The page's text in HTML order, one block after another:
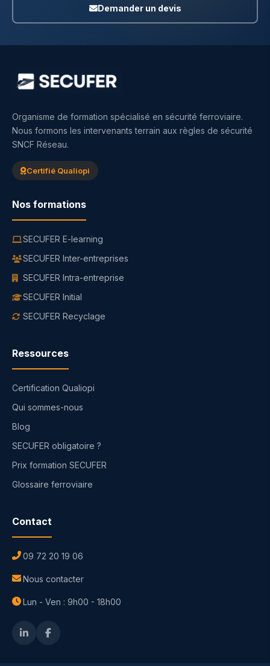
Demander un devis
Organisme de formation spécialisé en sécurité ferroviaire.
Nous formons les intervenants terrain aux règles de sécurité
SNCF Réseau.
Certifié Qualiopi
Nos formations
SECUFER E-learning
SECUFER Inter-entreprises
SECUFER Intra-entreprise
SECUFER Initial
SECUFER Recyclage
Ressources
Certification Qualiopi
Qui sommes-nous
Blog
SECUFER obligatoire ?
Prix formation SECUFER
Glossaire ferroviaire
Contact
09 72 20 19 06
Nous contacter
Lun - Ven : 9h00 - 18h00